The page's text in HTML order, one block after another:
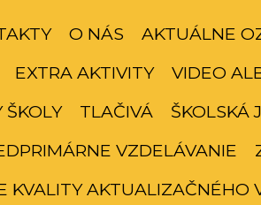
O NÁS AKTUÁLNE
EXTRA AKTIVITY VIDEO
TLAČIVÁ ŠKOLSKÁ
VZDELÁVANIE
KVALITY AKTUALIZAČNÉHO